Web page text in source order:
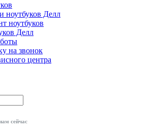
ноутбуков Делл
ноутбуков
Делл
на звонок
центра
сейчас